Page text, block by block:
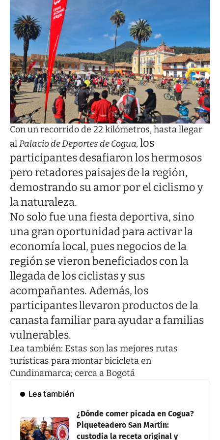
Con un recorrido de 22 kilómetros, hasta llegar
alPalacio de Deportes de Cogua, los
participantes desafiaron los hermosos
pero retadores paisajes de la región,
demostrando su amor por el ciclismo y
la naturaleza.
No solo fue una fiesta deportiva, sino
una gran oportunidad para activar la
economía local, pues negocios de la
región se vieron beneficiados con la
llegada de los ciclistas y sus
acompañantes. Además, los
participantes llevaron productos de la
canasta familiar para ayudar a familias
vulnerables.
Lea también: Estas son las mejores rutas
turísticas para montar bicicleta en
Cundinamarca; cerca a Bogotá
Lea también
¿Dónde comer picada en Cogua?
Piqueteadero San Martín:
custodia la receta original y